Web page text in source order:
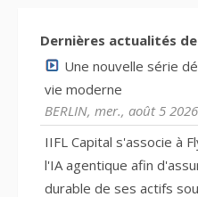
Dernières actualités
Une nouvelle série
vie moderne
BERLIN, mer., août 5
IIFL Capital s'associe à
l'IA agentique afin
durable de ses actifs